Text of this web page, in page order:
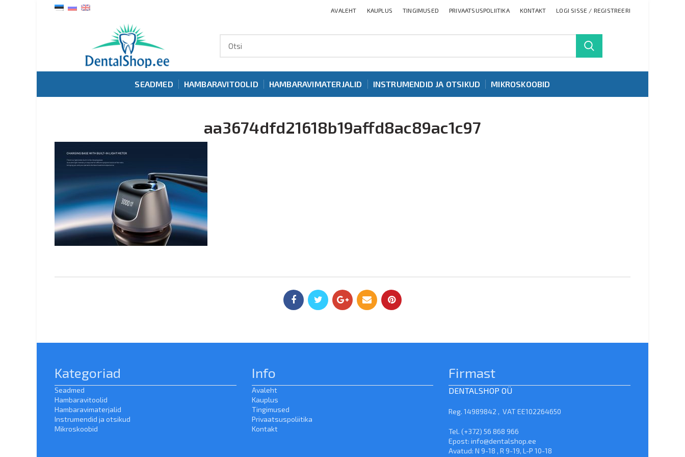
AVALEHT KAUPLUS TINGIMUSED PRIVAATSUSPOLIITIKA KONTAKT LOGI SISSE / REGISTREERI
SEADMED HAMBARAVITOOLID HAMBARAVIMATERJALID INSTRUMENDID JA OTSIKUD MIKROSKOOBID
aa3674dfd21618b19affd8ac89ac1c97
Kategoriad
Seadmed
Hambaravitoolid
Hambaravimaterjalid
Instrumendid ja otsikud
Mikroskoobid
Info
Avaleht
Kauplus
Tingimused
Privaatsuspoliitika
Kontakt
Firmast
DENTALSHOP OÜ
Reg. 14989842 , VAT EE102264650
Tel. (+372) 56 868 966
Epost: info@dentalshop.ee
Avatud: N 9-18 , R 9-19, L-P 10-18